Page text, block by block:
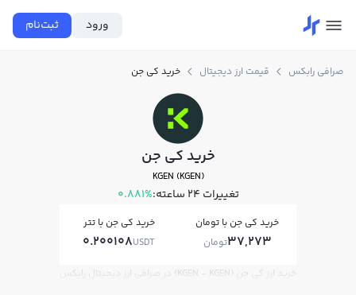
ورود ثبت‌نام
صرافی رابکس قیمت ارز دیجیتال خرید کي جن
خرید کي جن
KGEN (KGEN)
تغییرات ۲۴ ساعته: 0.881%
خرید کي جن با تومان
37,273تومان
خرید کي جن با تتر
0.200108USDT
خرید ارز کي جن (KGEN - KGEN) در صرافی ارز دیجیتال رابکس